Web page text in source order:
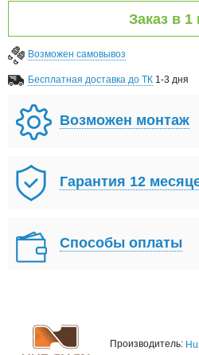
Заказ в 1
Возможен самовывоз
Бесплатная доставка до ТК 1-3 дня
Возможен монтаж
Гарантия 12
Способы оплаты
Производитель: